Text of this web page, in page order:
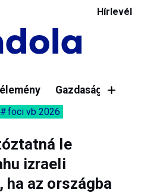
Hírlevél
Gazdaság
foci vb 2026
le
izraeli
az országba